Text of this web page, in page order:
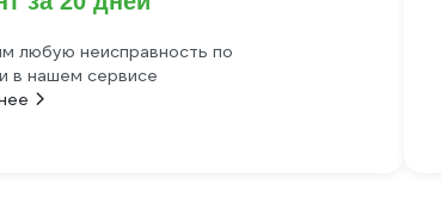
любую неисправность по
в нашем сервисе